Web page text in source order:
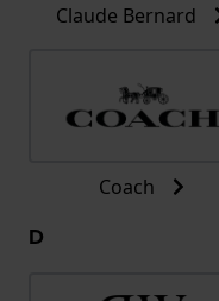
Claude Bernard
Coach
D